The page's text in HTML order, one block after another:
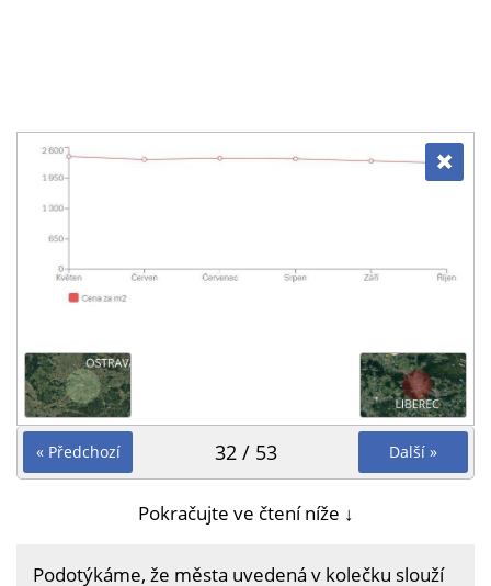
« Předchozí Další »
32 / 53
Pokračujte ve čtení níže ↓
Podotýkáme, že města uvedená v kolečku slouží